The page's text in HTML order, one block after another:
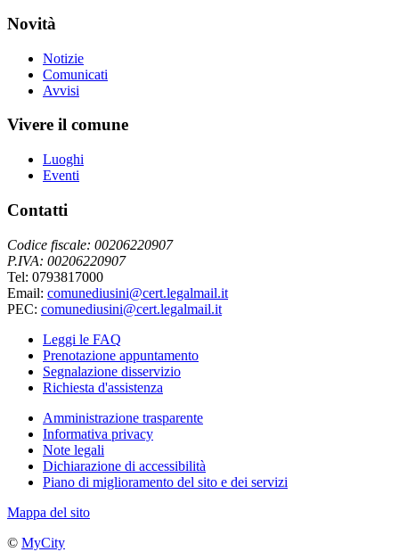
Novità
Notizie
Comunicati
Avvisi
Vivere il comune
Luoghi
Eventi
Contatti
Codice fiscale: 00206220907
P.IVA: 00206220907
Tel: 0793817000
Email: comunediusini@cert.legalmail.it
PEC: comunediusini@cert.legalmail.it
Leggi le FAQ
Prenotazione appuntamento
Segnalazione disservizio
Richiesta d'assistenza
Amministrazione trasparente
Informativa privacy
Note legali
Dichiarazione di accessibilità
Piano di miglioramento del sito e dei servizi
Mappa del sito
© MyCity